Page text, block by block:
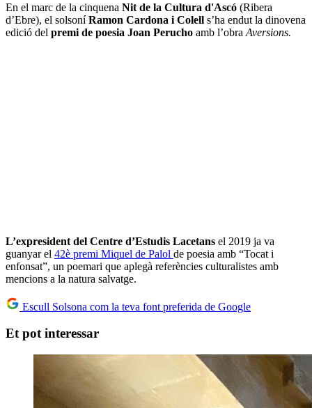
En el marc de la cinquena Nit de la Cultura d'Ascó (Ribera
d’Ebre), el solsoníRamon Cardona i Colell s’ha endut la dinovena
edició del premi de poesia Joan Perucho amb l’obra Aversions.
L’expresident del Centre d’Estudis Lacetans el 2019 ja va
guanyar el 42è premi Miquel de Palol de poesia amb “Tocat i
enfonsat”, un poemari que aplegà referències culturalistes amb
mencions a la natura salvatge.
Escull Solsona com la teva font preferida de Google
Et pot interessar